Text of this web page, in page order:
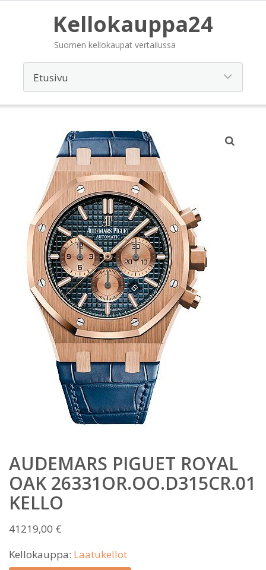
Kellokauppa24
Suomen kellokaupat vertailussa
AUDEMARS PIGUET ROYAL
OAK 26331OR.OO.D315CR.01
KELLO
41219,00 €
Kellokauppa: Laatukellot